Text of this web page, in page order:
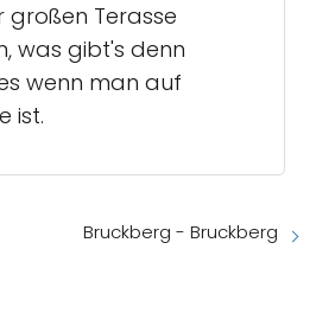
großen Terasse
was gibt's denn
wenn man auf
ist.
Bruckberg - Bruckberg